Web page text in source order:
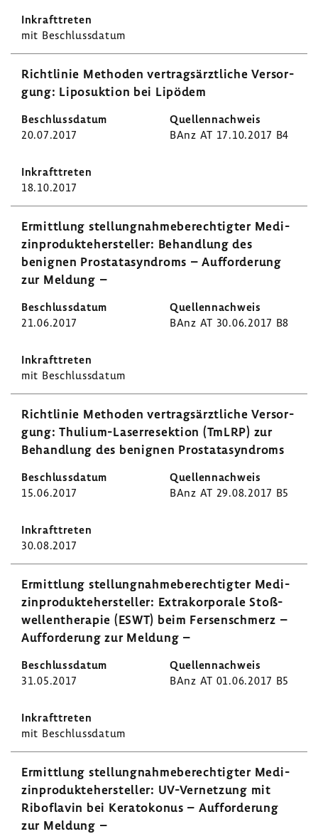
mit Beschluss­datum
Richt­linie Methoden vertrags­ärzt­liche Versor­
gung: Lipo­suk­tion bei Lipödem
20.07.2017 BAnz AT 17.10.2017 B4
18.10.2017
Ermitt­lung stel­lung­nah­me­be­rech­tigter Medi­
zin­pro­dukte­her­steller: Behand­lung des
benignen Prosta­ta­syn­droms – Auffor­de­rung
zur Meldung –
21.06.2017 BAnz AT 30.06.2017 B8
mit Beschluss­datum
Richt­linie Methoden vertrags­ärzt­liche Versor­
gung: Thulium-​Laserresektion (TmLRP) zur
Behand­lung des benignen Prosta­ta­syn­droms
15.06.2017 BAnz AT 29.08.2017 B5
30.08.2017
Ermitt­lung stel­lung­nah­me­be­rech­tigter Medi­
zin­pro­dukte­her­steller: Extra­kor­po­rale Stoß­
wel­len­the­rapie (ESWT) beim Fersen­schmerz –
Auffor­de­rung zur Meldung –
31.05.2017 BAnz AT 01.06.2017 B5
mit Beschluss­datum
Ermitt­lung stel­lung­nah­me­be­rech­tigter Medi­
zin­pro­dukte­her­steller: UV-​Vernetzung mit
Ribo­flavin bei Kera­to­konus – Auffor­de­rung
zur Meldung –